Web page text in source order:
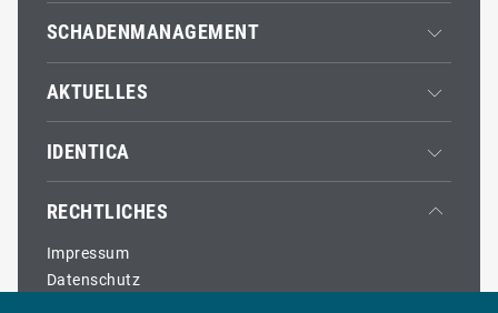
Lackierarbeiten
Hagelreparaturen
Glas-Reparatur
Kleinschadenreparatur
Reifenservice
Mechanik
Fahrzeugdesinfektion
Elektro-/ Hybridfahrzeuge
SCHADENMANAGEMENT
Flotte & Fuhrpark
Leasing
Versicherung
AKTUELLES
Partnerschaften
CO2 Ausgleich
THG-Prämie
IDENTICA
FAQ
Seminare
Karriere
RECHTLICHES
Impressum
Datenschutz